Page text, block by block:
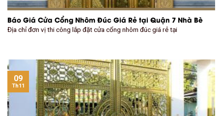
Báo Giá Cửa Cổng Nhôm Đúc Giá Rẻ tại Quận 7 Nhà Bè
Địa chỉ đơn vị thi công lắp đặt cửa cổng nhôm đúc giá rẻ tại
09
Th11